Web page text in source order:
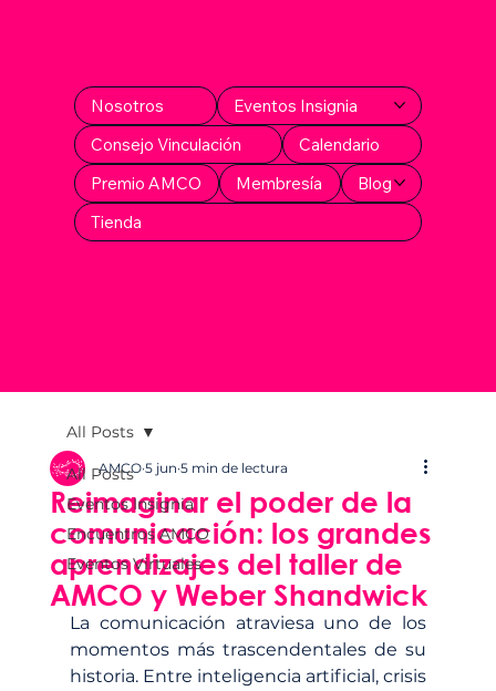
Nosotros
Eventos Insignia
Consejo Vinculación
Calendario
Premio AMCO
Membresía
Blog
Tienda
All Posts
Eventos Insignia
Encuentros AMCO
Eventos Virtuales
All Posts
Reimaginar el poder de la
comunicación: los grandes
aprendizajes del taller de
AMCO y Weber Shandwick
AMCO 5 jun 5 min de lectura
La comunicación atraviesa uno de los
momentos más trascendentales de su
historia. Entre inteligencia artificial, crisis